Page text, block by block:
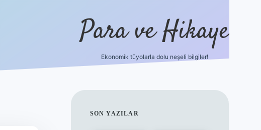
Para ve Hikaye
Ekonomik tüyolarla dolu neşeli bilgiler!
SIDEBAR
SON YAZILAR
hiltonbet